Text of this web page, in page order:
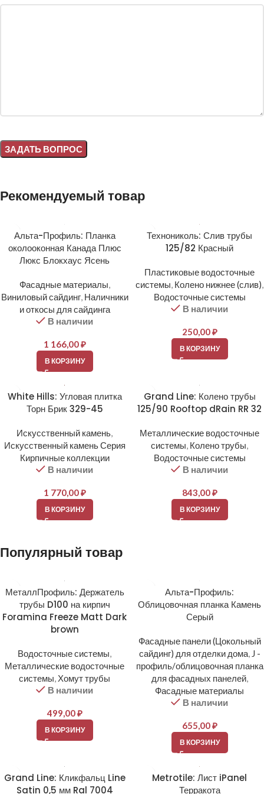
Рекомендуемый товар
Альта-Профиль: Планка
околооконная Канада Плюс
Люкс Блокхаус Ясень
Фасадные материалы,
Виниловый сайдинг, Наличники
и откосы для сайдинга
В наличии
1 166,00₽
В КОРЗИНУ
Технониколь: Слив трубы
125/82 Красный
Пластиковые водосточные
системы, Колено нижнее (слив),
Водосточные системы
В наличии
250,00₽
В КОРЗИНУ
White Hills: Угловая плитка
Торн Брик 329-45
Искусственный камень,
Искусственный камень Серия
Кирпичные коллекции
В наличии
1 770,00₽
В КОРЗИНУ
Grand Line: Колено трубы
125/90 Rooftop dRain RR 32
Металлические водосточные
системы, Колено трубы,
Водосточные системы
В наличии
843,00₽
В КОРЗИНУ
Популярный товар
МеталлПрофиль: Держатель
трубы D100 на кирпич
Foramina Freeze Matt Dark
brown
Водосточные системы,
Металлические водосточные
системы, Хомут трубы
В наличии
499,00₽
В КОРЗИНУ
Альта-Профиль:
Облицовочная планка Камень
Серый
Фасадные панели (Цокольный
сайдинг) для отделки дома, J -
профиль/облицовочная планка
для фасадных панелей,
Фасадные материалы
В наличии
655,00₽
В КОРЗИНУ
Grand Line: Кликфальц Line
Satin 0,5 мм Ral 7004
Metrotile: Лист iPanel
Терракота